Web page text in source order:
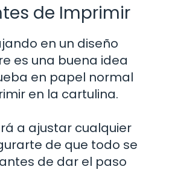
de Imprimir
en un diseño
es una buena idea
en papel normal
en la cartulina.
a ajustar cualquier
de que todo se
de dar el paso